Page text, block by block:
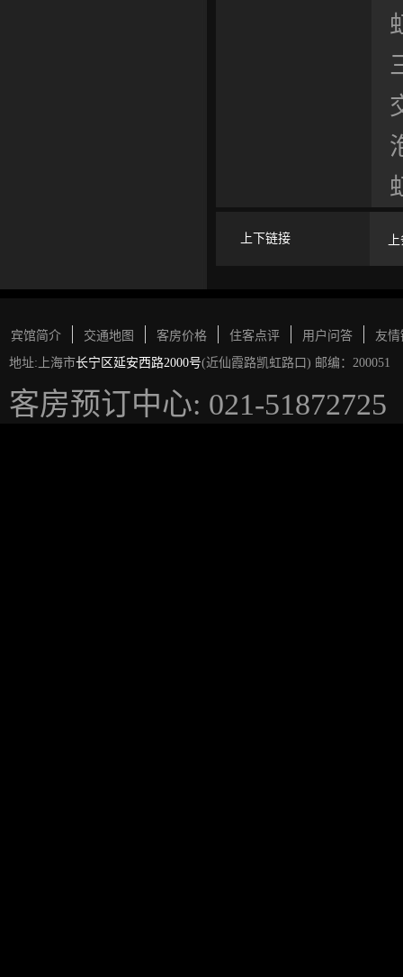
上下链接
宾馆简介 交通地图 客房价格 住客点评 用户问答
友
地址:上海市长宁区延安西路2000号(近仙霞路凯虹路口) 邮编：200051
客房预订中心: 021-51872725